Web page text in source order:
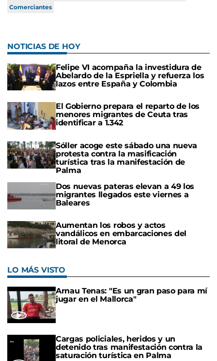
Comerciantes
NOTICIAS DE HOY
Felipe VI acompaña la investidura de
Abelardo de la Espriella y refuerza los
lazos entre España y Colombia
El Gobierno prepara el reparto de los
menores migrantes de Ceuta tras
identificar a 1.342
Sóller acoge este sábado una nueva
protesta contra la masificación
turística tras la manifestación de
Palma
Dos nuevas pateras elevan a 49 los
migrantes llegados este viernes a
Baleares
Aumentan los robos y actos
vandálicos en embarcaciones del
litoral de Menorca
LO MÁS VISTO
Arnau Tenas: "Es un gran paso para mí
jugar en el Mallorca"
Cargas policiales, heridos y un
detenido tras manifestación contra la
saturación turística en Palma